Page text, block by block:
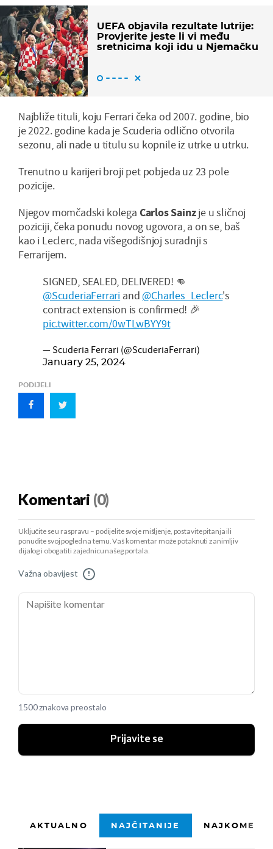
UEFA objavila rezultate lutrije:
Provjerite jeste li vi među
sretnicima koji idu u Njemačku
Najbliže tituli, koju Ferrari čeka od 2007. godine, bio
je 2022. godine kada je Scuderia odlično otvorila
sezonu, ali nade u titulu su kopnile iz utrke u utrku.
Trenutno u karijeri broji pet pobjeda uz 23 pole
pozicije.
Njegov momčadski kolega Carlos Sainzje u sličnoj
poziciji, čeka ponudu novog ugovora, a on se, baš
kao i Leclerc, nada višegodišnjoj suradnji s
Ferrarijem.
SIGNED, SEALED, DELIVERED! 👊
@ScuderiaFerrari and @Charles_Leclerc's
contract extension is confirmed! 🎉
pic.twitter.com/0wTLwBYY9t
— Scuderia Ferrari (@ScuderiaFerrari)
January 25, 2024
PODIJELI
Komentari (0)
Uključite se u raspravu – podijelite svoje mišljenje, postavite pitanja ili
ponudite svoj pogled na temu. Vaš komentar može potaknuti zanimljiv
dijalog i obogatiti zajednicu našeg portala.
Važna obavijest !
1500 znakova preostalo
Prijavite se
AKTUALNO NAJČITANIJE